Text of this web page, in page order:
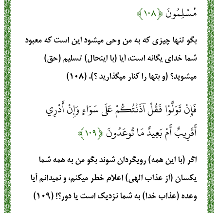
مُسْلِمُونَ﴿۱۰۸﴾
بگو تنها چيزي كه به من وحي مي‏شود اين است كه معبود
شما خداي يگانه است، آيا (با اينحال) تسليم (حق)
مي‏شويد؟ (و بتها را كنار مي‏گذاريد ؟). (۱۰۸)
فَإِنْ تَوَلَّوْا فَقُلْ آذَنْتُكُمْ عَلَى سَوَاءٍ وَإِنْ أَدْرِي
أَقَرِيبٌ أَمْ بَعِيدٌ مَا تُوعَدُونَ﴿۱۰۹﴾
اگر (با اين همه) رويگردان شوند بگو من به همه شما
يكسان (از عذاب الهي) اعلام خطر مي‏كنم، و نمي‏دانم آيا
وعده (عذاب خدا) به شما نزديك است يا دور؟! (۱۰۹)